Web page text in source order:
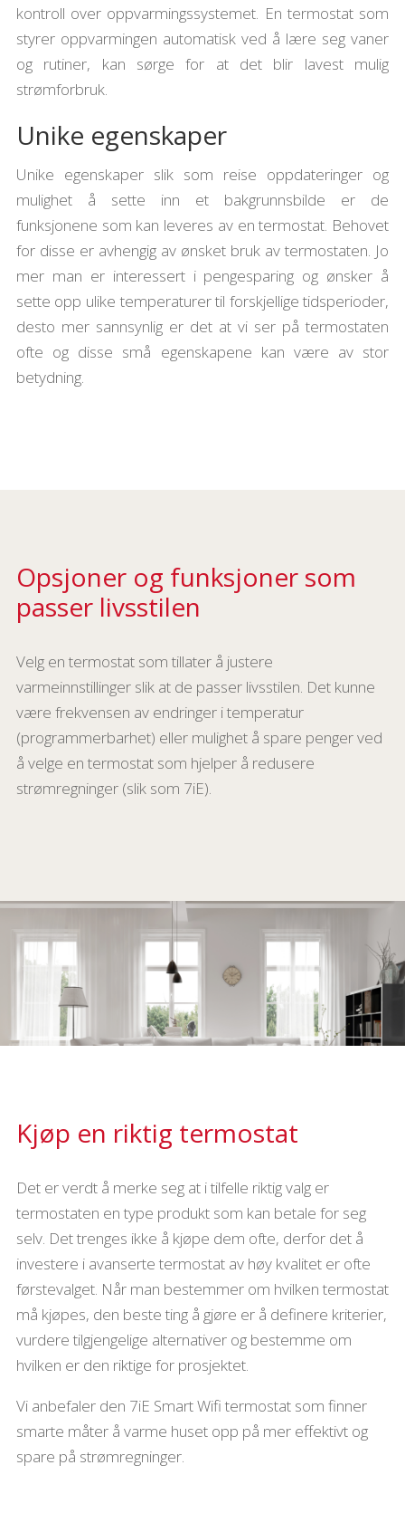
kontroll over oppvarmingssystemet. En termostat som
styrer oppvarmingen automatisk ved å lære seg vaner
og rutiner, kan sørge for at det blir lavest mulig
strømforbruk.
Unike egenskaper
Unike egenskaper slik som reise oppdateringer og
mulighet å sette inn et bakgrunnsbilde er de
funksjonene som kan leveres av en termostat. Behovet
for disse er avhengig av ønsket bruk av termostaten. Jo
mer man er interessert i pengesparing og ønsker å
sette opp ulike temperaturer til forskjellige tidsperioder,
desto mer sannsynlig er det at vi ser på termostaten
ofte og disse små egenskapene kan være av stor
betydning.
Opsjoner og funksjoner som
passer livsstilen
Velg en termostat som tillater å justere
varmeinnstillinger slik at de passer livsstilen. Det kunne
være frekvensen av endringer i temperatur
(programmerbarhet) eller mulighet å spare penger ved
å velge en termostat som hjelper å redusere
strømregninger (slik som 7iE).
Kjøp en riktig termostat
Det er verdt å merke seg at i tilfelle riktig valg er
termostaten en type produkt som kan betale for seg
selv. Det trenges ikke å kjøpe dem ofte, derfor det å
investere i avanserte termostat av høy kvalitet er ofte
førstevalget. Når man bestemmer om hvilken termostat
må kjøpes, den beste ting å gjøre er å definere kriterier,
vurdere tilgjengelige alternativer og bestemme om
hvilken er den riktige for prosjektet.
Vi anbefaler den 7iE Smart Wifi termostat som finner
smarte måter å varme huset opp på mer effektivt og
spare på strømregninger.